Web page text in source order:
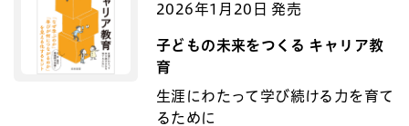
2026年1月20日 発売
子どもの未来をつくる キャリア教
育
生涯にわたって学び続ける力を育て
るために